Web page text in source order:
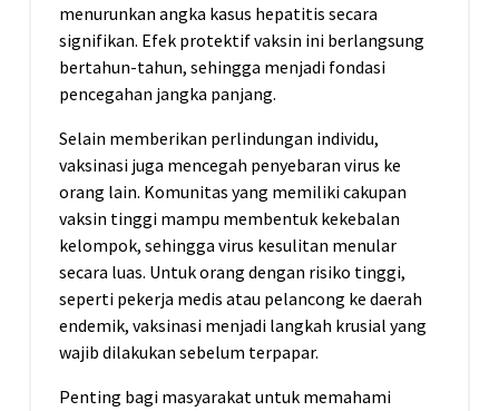
menurunkan angka kasus hepatitis secara
signifikan. Efek protektif vaksin ini berlangsung
bertahun-tahun, sehingga menjadi fondasi
pencegahan jangka panjang.
Selain memberikan perlindungan individu,
vaksinasi juga mencegah penyebaran virus ke
orang lain. Komunitas yang memiliki cakupan
vaksin tinggi mampu membentuk kekebalan
kelompok, sehingga virus kesulitan menular
secara luas. Untuk orang dengan risiko tinggi,
seperti pekerja medis atau pelancong ke daerah
endemik, vaksinasi menjadi langkah krusial yang
wajib dilakukan sebelum terpapar.
Penting bagi masyarakat untuk memahami